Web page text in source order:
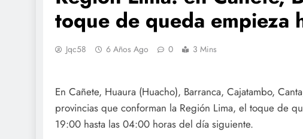
toque de queda empieza
Jqc58 6 Años Ago 0 3 Mins
En Cañete, Huaura (Huacho), Barranca, Cajatambo,
provincias que conforman la Región Lima, el toque de
19:00 hasta las 04:00 horas del día siguiente.